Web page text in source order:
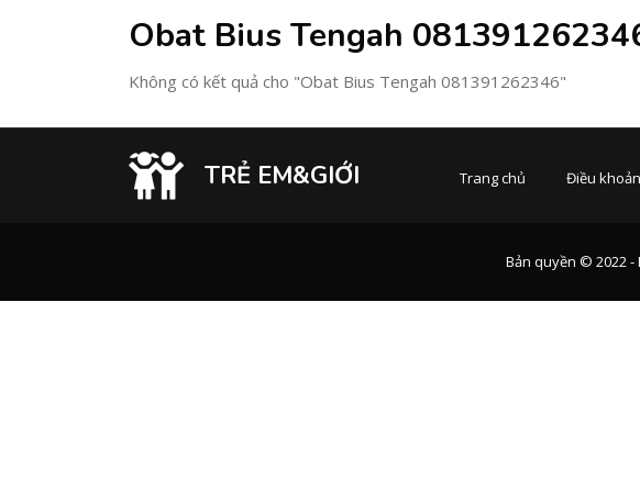
Obat Bius Tengah
Không có kết quả cho "Obat Bius Tengah 081391262346"
TRẺ EM&GIỚI Trang chủ Điều khoản
Bản quyền © 2022 -